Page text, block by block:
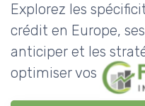
Explorez les
crédit en Europe,
anticiper et les
optimiser vos